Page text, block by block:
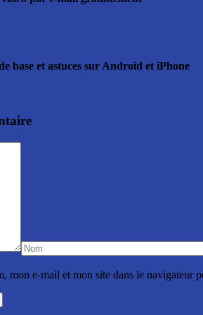
base et astuces sur Android et iPhone
mon e-mail et mon site dans le navigateur